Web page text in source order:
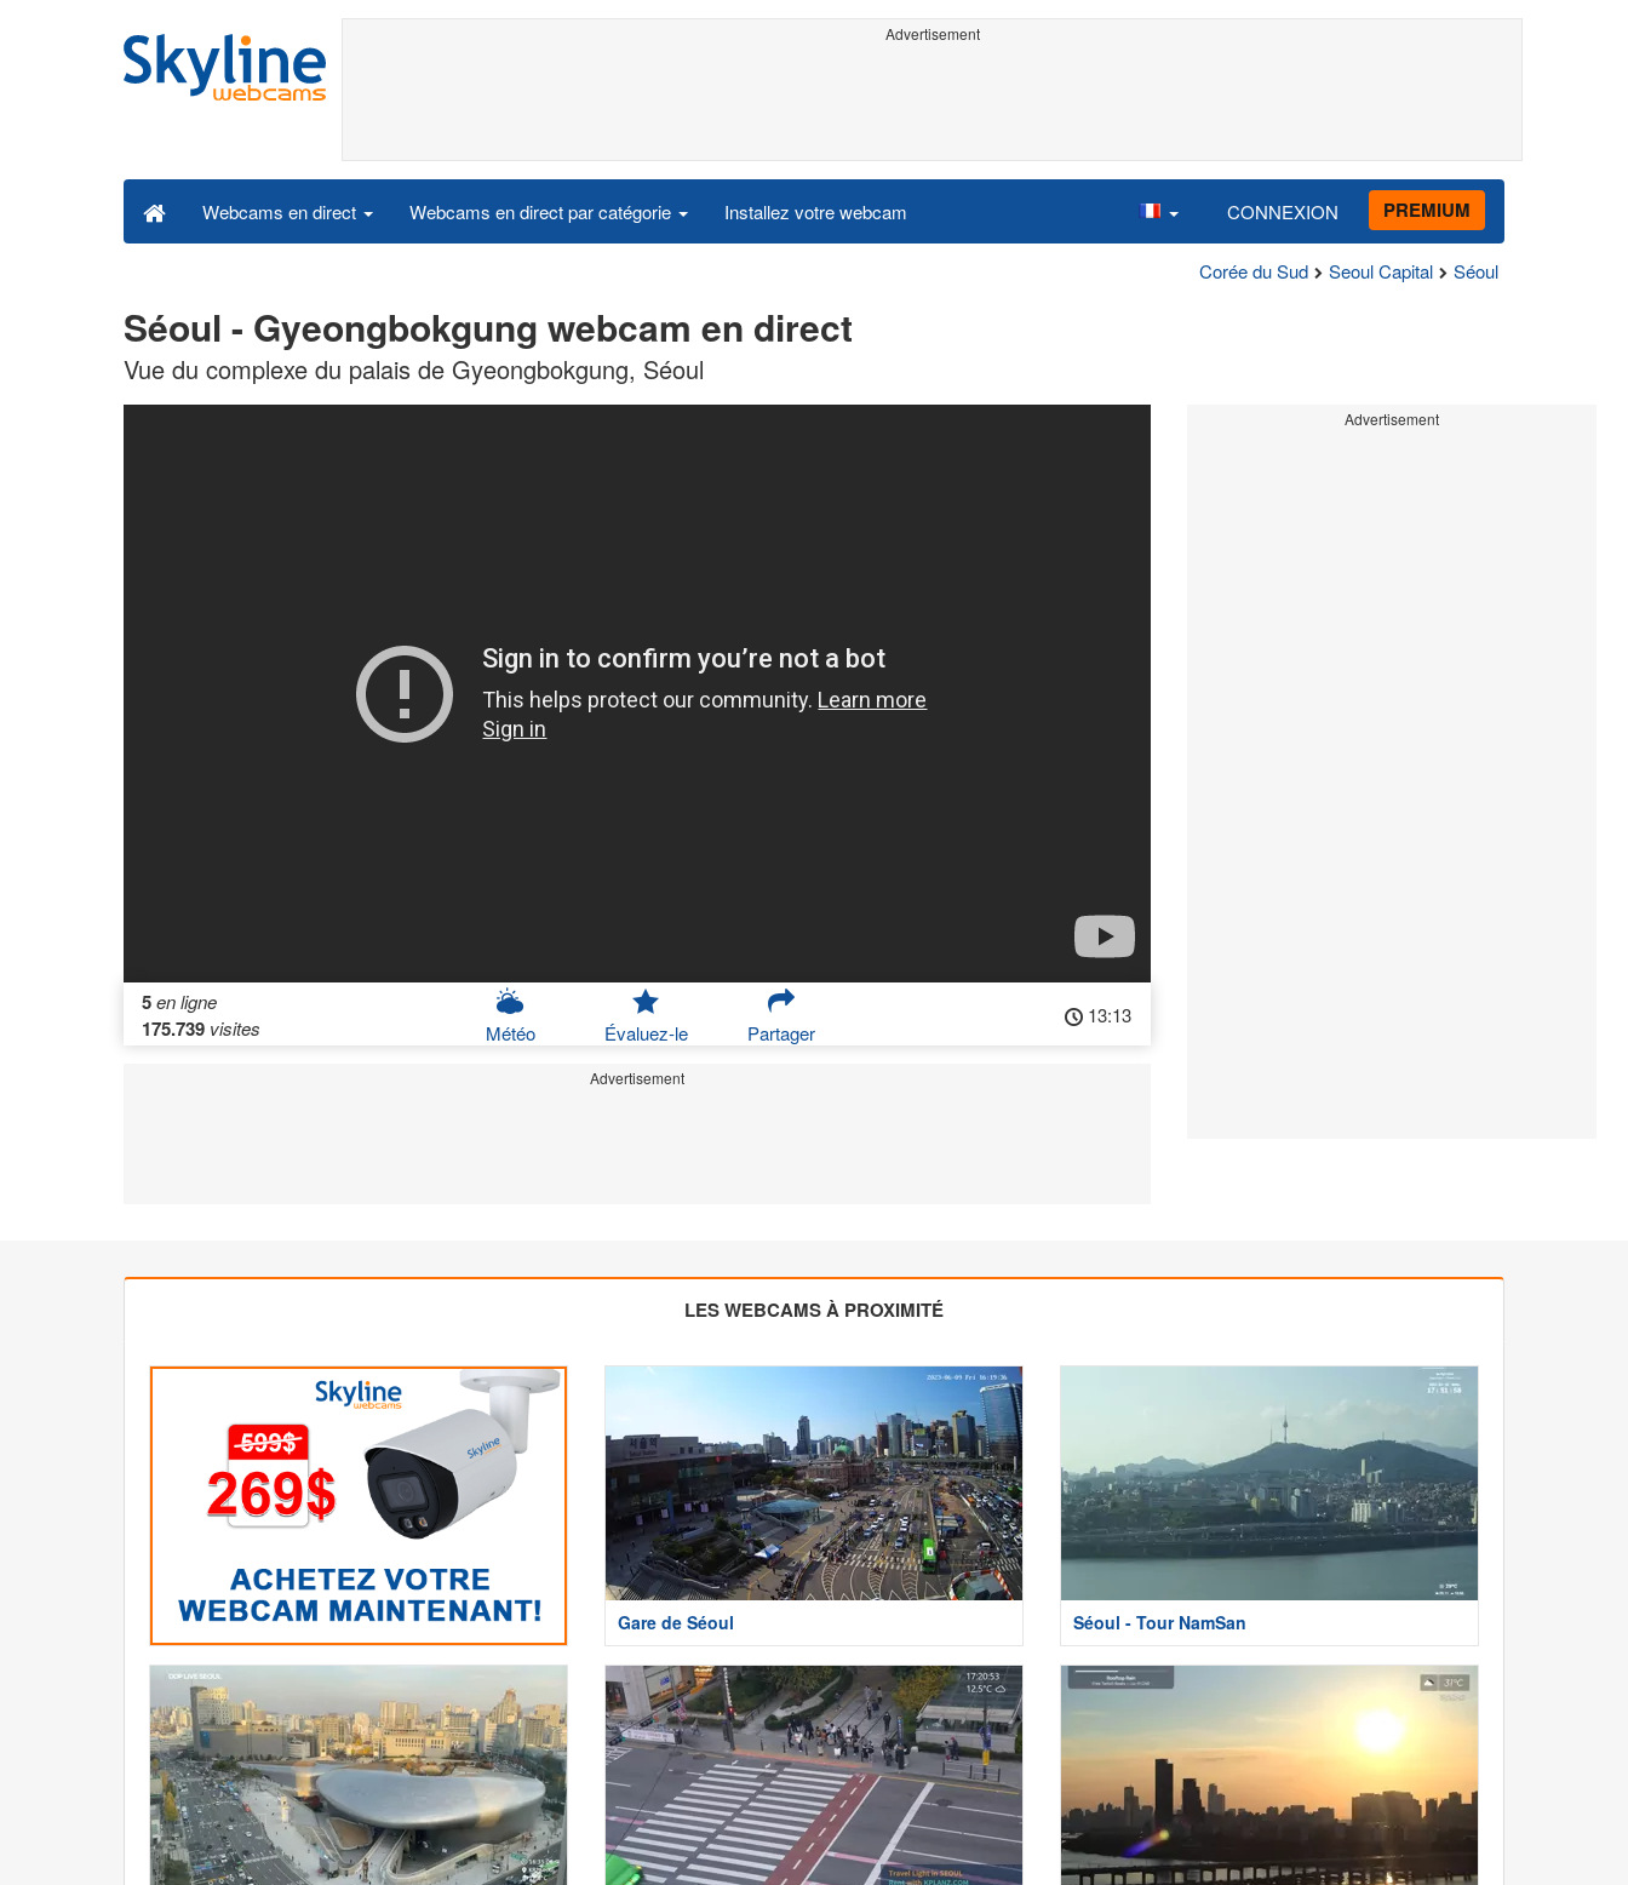
Advertisement
Webcams en direct Webcams en direct par catégorie Installez votre webcam CONNEXION PREMIUM
Corée du Sud Seoul Capital Séoul
Séoul - Gyeongbokgung webcam en direct
Vue du complexe du palais de Gyeongbokgung, Séoul
5en ligne
175.739 visites Météo Évaluez-le Partager
13:13
Advertisement
Advertisement
LES WEBCAMS À PROXIMITÉ
Gare de Séoul Séoul - Tour NamSan